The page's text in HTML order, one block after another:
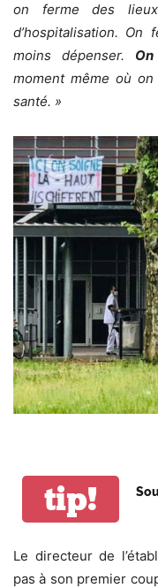
on ferme des
d’hospitalisation.
moins dépenser.
moment même où
santé. »
tip!
Le directeur de
pas à son premier